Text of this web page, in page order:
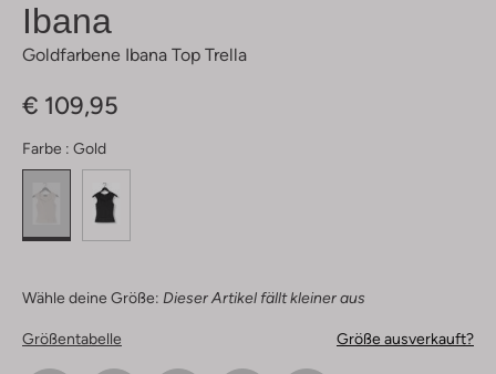
Ibana
Goldfarbene Ibana Top Trella
€ 109,95
Farbe : Gold
Wähle deine Größe: Dieser Artikel fällt kleiner aus
Größentabelle Größe ausverkauft?